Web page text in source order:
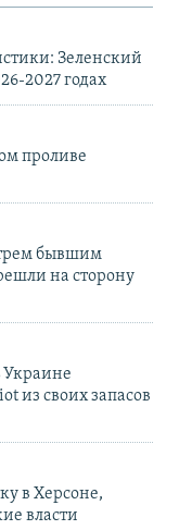
Зеленский
2027 годах
проливе
бывшим
на сторону
Украине
из своих запасов
в Херсоне,
власти